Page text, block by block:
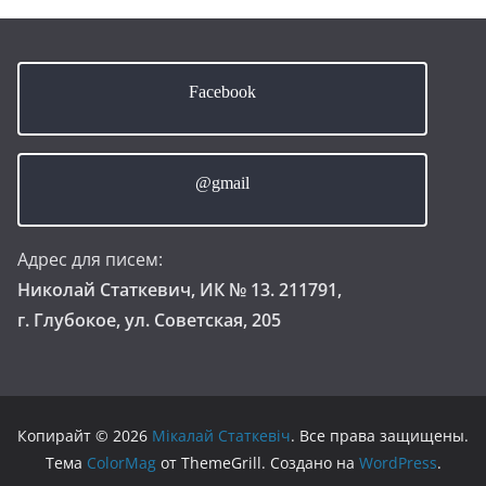
Facebook
@gmail
Адрес для писем:
Николай Статкевич, ИК № 13. 211791,
г. Глубокое, ул. Советская, 205
Копирайт © 2026 Мікалай Статкевіч. Все права защищены.
Тема ColorMagот ThemeGrill. Создано на WordPress.